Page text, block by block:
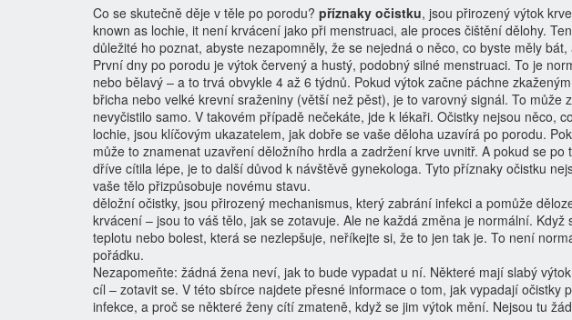
Co se skutečně děje v těle po porodu? příznaky očistku, jsou přirozený výtok
known as lochie, it není krvácení jako při menstruaci, ale proces čištění dělohy.
důležité ho poznat, abyste nezapomněly, že se nejedná o něco, co byste měly
První dny po porodu je výtok červený a hustý, podobný silné menstruaci. To je
nebo bělavý – a to trvá obvykle 4 až 6 týdnů. Pokud výtok začne páchne
břicha nebo velké krevní sraženiny (větší než pěst), je to varovný signál. To může
nevyčistilo samo. V takovém případě nečekáte, jde k lékaři. Očistky nejsou něco,
lochie, jsou klíčovým ukazatelem, jak dobře se vaše děloha uzavírá po porodu.
může to znamenat uzavření děložního hrdla a zadržení krve uvnitř. A pokud se
dříve cítila lépe, je to další důvod k návštěvě gynekologa. Tyto příznaky očistku
vaše tělo přizpůsobuje novému stavu.
děložní očistky, jsou přirozený mechanismus, který zabrání infekci a pomůže
krvácení – jsou to váš tělo, jak se zotavuje. Ale ne každá změna je normální.
teplotu nebo bolest, která se nezlepšuje, neříkejte si, že to jen tak je. To není
pořádku.
Nezapomeňte: žádná žena neví, jak to bude vypadat u ní. Některé mají slabý
cíl – zotavit se. V této sbírce najdete přesné informace o tom, jak vypadají očistky
infekce, a proč se některé ženy cítí zmateně, když se jim výtok mění. Nejsou tu